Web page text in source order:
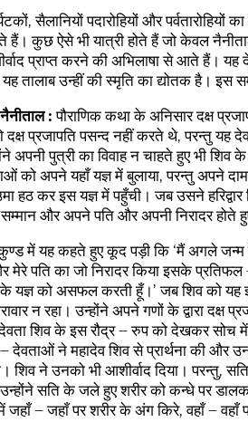
सैलानियों पदारोहियों और पर्वतारोहियों
हैं। कुछ ऐसे भी यात्री होते हैं जो केवल
प्राप्त करने की अभिलाषा से आते हैं। यह
यह तालाब उन्हीं की स्मृति का द्योतक है। इस
:पौराणिक कथा के अनिसार दक्ष
दक्ष प्रजापति पसन्द नहीं करते थे, परन्तु
अपनी पुत्री का विवाह न चाहते हुए भी शिव
को अपने यहाँ यज्ञ में बुलाया, परन्तु अपने
हठ कर इस यज्ञ में पहुँची। जब उसने
और अपने पति और अपनी निरादर होते
में यह कहते हुए कूद पड़ी कि ‘मैं अगले जन्म
मेरे पति का जो निरादर किया इसके
को असफल करती हूँ।’ जब शिव को यह
न रहा। उन्होंने अपने गणों के द्वारा दक्ष
शिव के इस रौद्र – रुप को देखकर सोच
देवताओं ने महादेव शिव से प्रार्थना की और
शिव ने उनको भी आशीर्वाद दिया।
सति के जले हुए शरीर को कन्धे पर
जहाँ – जहाँ पर शरीर के अंग किरे, वहाँ – वहाँ